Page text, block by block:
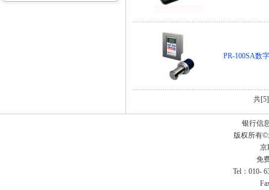
PR-100SA数
共
银行信
版权所有
京
免
Tel：010-